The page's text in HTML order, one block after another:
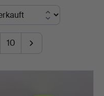
10